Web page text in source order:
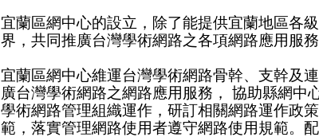
宜蘭區網中心的設立，除了能提供宜蘭地區各
界，共同推廣台灣學術網路之各項網路應用服務
宜蘭區網中心維運台灣學術網路骨幹、支幹及
廣台灣學術網路之網路應用服務， 協助縣網
學術網路管理組織運作，研訂相關網路運作政
範，落實管理網路使用者遵守網路使用規範。